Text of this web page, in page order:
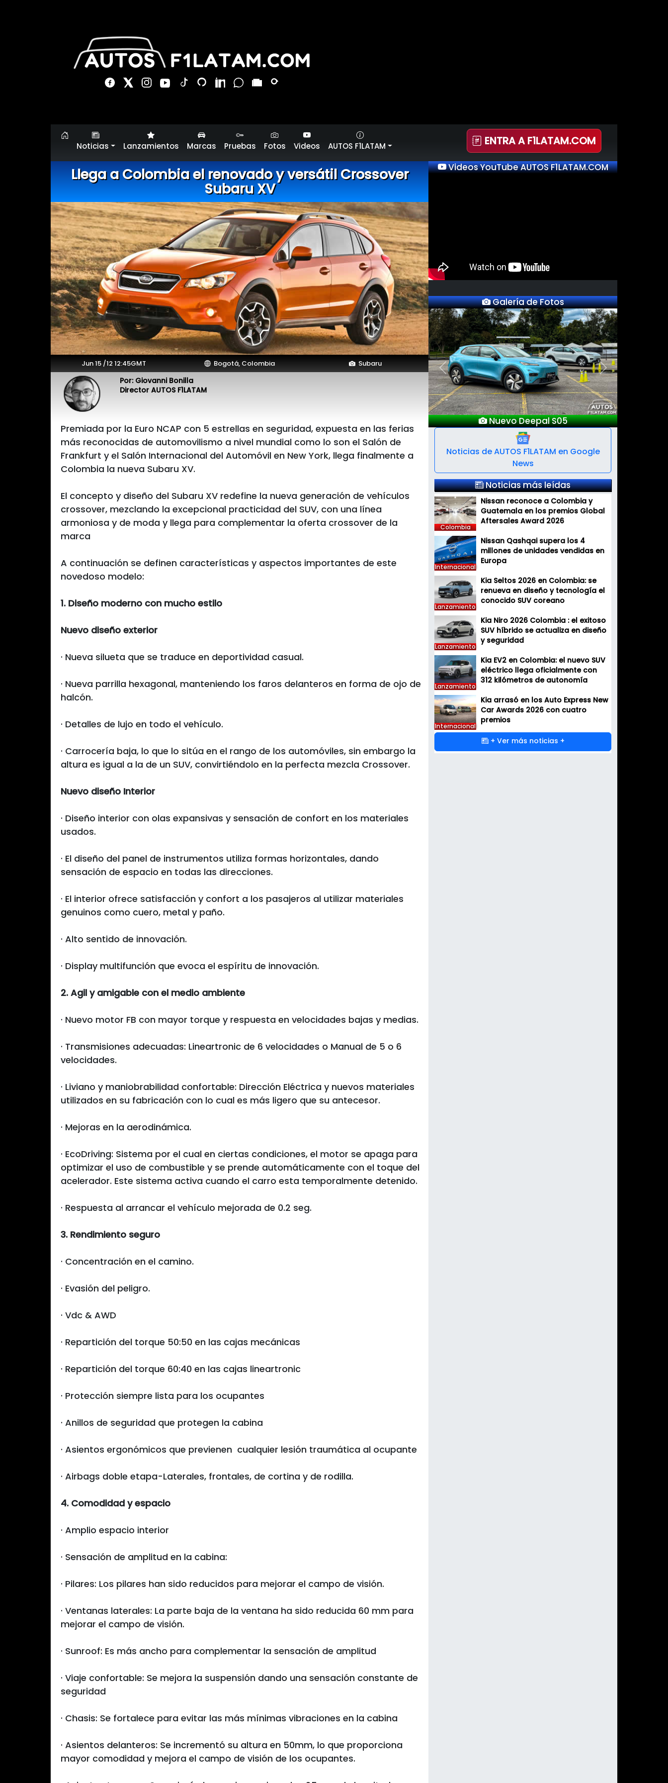
Noticias Lanzamientos Marcas Pruebas Fotos Videos AUTOS F1LATAM ENTRA A F1LATAM.COM
Llega a Colombia el renovado y versátil Crossover
Subaru XV
Jun 15 /12 12:45GMT Bogotá, Colombia Subaru
Por: Giovanni Bonilla
Director AUTOS F1LATAM
Premiada por la Euro NCAP con 5 estrellas en seguridad, expuesta en las ferias
más reconocidas de automovilismo a nivel mundial como lo son el Salón de
Frankfurt y el Salón Internacional del Automóvil en New York, llega finalmente a
Colombia la nueva Subaru XV.
El concepto y diseño del Subaru XV redefine la nueva generación de vehículos
crossover, mezclando la excepcional practicidad del SUV, con una línea
armoniosa y de moda y llega para complementar la oferta crossover de la
marca
A continuación se definen características y aspectos importantes de este
novedoso modelo:
1. Diseño moderno con mucho estilo
Nuevo diseño exterior
· Nueva silueta que se traduce en deportividad casual.
· Nueva parrilla hexagonal, manteniendo los faros delanteros en forma de ojo de
halcón.
· Detalles de lujo en todo el vehículo.
· Carrocería baja, lo que lo sitúa en el rango de los automóviles, sin embargo la
altura es igual a la de un SUV, convirtiéndolo en la perfecta mezcla Crossover.
Nuevo diseño Interior
· Diseño interior con olas expansivas y sensación de confort en los materiales
usados.
· El diseño del panel de instrumentos utiliza formas horizontales, dando
sensación de espacio en todas las direcciones.
· El interior ofrece satisfacción y confort a los pasajeros al utilizar materiales
genuinos como cuero, metal y paño.
· Alto sentido de innovación.
· Display multifunción que evoca el espíritu de innovación.
2. Agil y amigable con el medio ambiente
· Nuevo motor FB con mayor torque y respuesta en velocidades bajas y medias.
· Transmisiones adecuadas: Lineartronic de 6 velocidades o Manual de 5 o 6
velocidades.
· Liviano y maniobrabilidad confortable: Dirección Eléctrica y nuevos materiales
utilizados en su fabricación con lo cual es más ligero que su antecesor.
· Mejoras en la aerodinámica.
· EcoDriving: Sistema por el cual en ciertas condiciones, el motor se apaga para
optimizar el uso de combustible y se prende automáticamente con el toque del
acelerador. Este sistema activa cuando el carro esta temporalmente detenido.
· Respuesta al arrancar el vehículo mejorada de 0.2 seg.
3. Rendimiento seguro
· Concentración en el camino.
· Evasión del peligro.
· Vdc & AWD
· Repartición del torque 50:50 en las cajas mecánicas
· Repartición del torque 60:40 en las cajas lineartronic
· Protección siempre lista para los ocupantes
· Anillos de seguridad que protegen la cabina
· Asientos ergonómicos que previenen cualquier lesión traumática al ocupante
· Airbags doble etapa-Laterales, frontales, de cortina y de rodilla.
4. Comodidad y espacio
· Amplio espacio interior
· Sensación de amplitud en la cabina:
· Pilares: Los pilares han sido reducidos para mejorar el campo de visión.
· Ventanas laterales: La parte baja de la ventana ha sido reducida 60 mm para
mejorar el campo de visión.
· Sunroof: Es más ancho para complementar la sensación de amplitud
· Viaje confortable: Se mejora la suspensión dando una sensación constante de
seguridad
· Chasis: Se fortalece para evitar las más mínimas vibraciones en la cabina
· Asientos delanteros: Se incrementó su altura en 50mm, lo que proporciona
mayor comodidad y mejora el campo de visión de los ocupantes.
Videos YouTube AUTOS F1LATAM.COM
Galería de Fotos
Lanzamientos Salón Automóvil Bogotá
2025
Previous Next
Noticias de AUTOS F1LATAM en Google
News
Noticias más leídas
Colombia
Nissan reconoce a Colombia y
Guatemala en los premios Global
Internacional
Nissan Qashqai supera los 4
millones de unidades vendidas en
Lanzamiento
Kia Seltos 2026 en Colombia: se
renueva en diseño y tecnología el
Lanzamiento
Kia Niro 2026 Colombia : el exitoso
SUV híbrido se actualiza en diseño
Lanzamiento
Kia EV2 en Colombia: el nuevo SUV
eléctrico llega oficialmente con
Kia arrasó en los Auto Express New
Car Awards 2026 con cuatro
premios
+ Ver más noticias +